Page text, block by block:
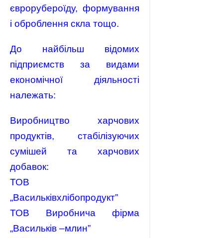
єврорубероїду, формування
і оброблення скла тощо.
До найбільш відомих
підприємств за видами
економічної діяльності
належать:
Виробництво харчових
продуктів, стабілізуючих
сумішей та харчових
добавок:
ТОВ
„Васильківхлібопродукт”
ТОВ Виробнича фірма
„Васильків –млин”